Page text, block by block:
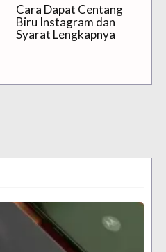
Cara Dapat Centang
Biru Instagram dan
Syarat Lengkapnya